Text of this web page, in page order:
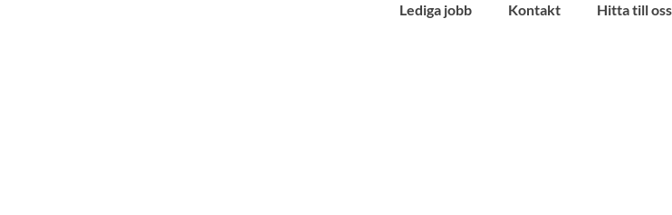
Lediga jobb Kontakt Hitta till oss